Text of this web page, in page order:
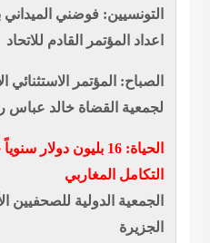
التونسيين: فوضني
اعداد المؤتمر القادم للاتحاد
الصباح: المؤتمر
لجمعية القضاة خالد عباس
الحياة: 16 بليون
التكامل المغاربي
الجمعية الدولية للصحفيين
الجزيرة